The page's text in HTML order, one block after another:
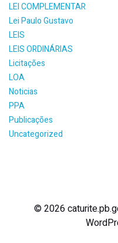
LEI COMPLEMENTAR
Lei Paulo Gustavo
LEIS
LEIS ORDINÁRIAS
Licitações
LOA
Noticias
PPA
Publicações
Uncategorized
© 2026